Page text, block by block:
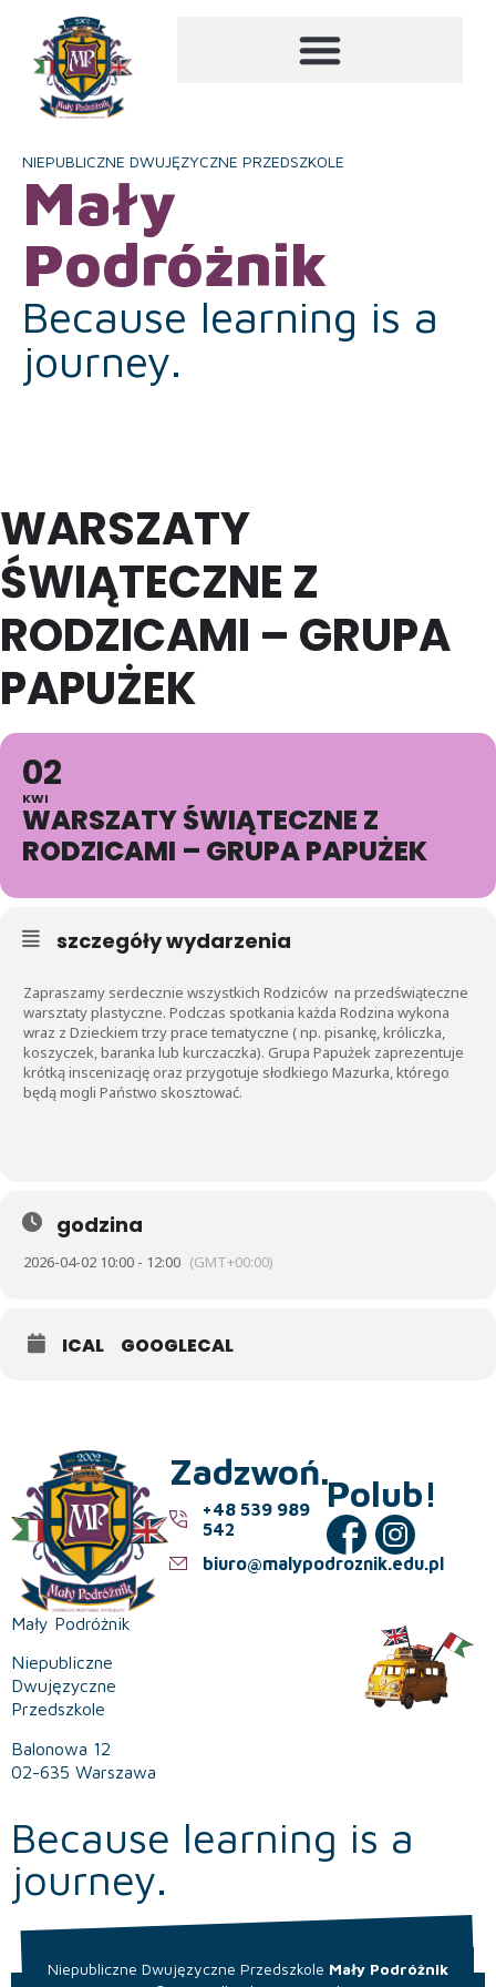
NIEPUBLICZNE DWUJĘZYCZNE PRZEDSZKOLE
Mały
Podróżnik
Because learning is a
journey.
WARSZATY
ŚWIĄTECZNE Z
RODZICAMI – GRUPA
PAPUŻEK
02
KWI
WARSZATY ŚWIĄTECZNE Z
RODZICAMI – GRUPA PAPUŻEK
szczegóły wydarzenia
Zapraszamy serdecznie wszystkich Rodziców na przedświąteczne
warsztaty plastyczne. Podczas spotkania każda Rodzina wykona
wraz z Dzieckiem trzy prace tematyczne ( np. pisankę, króliczka,
koszyczek, baranka lub kurczaczka). Grupa Papużek zaprezentuje
krótką inscenizację oraz przygotuje słodkiego Mazurka, którego
będą mogli Państwo skosztować.
godzina
2026-04-02 10:00 - 12:00 (GMT+00:00)
ICAL GOOGLECAL
Mały Podróżnik
Niepubliczne
Dwujęzyczne
Przedszkole
Balonowa 12
02-635 Warszawa
Zadzwoń.
+48 539 989
542
biuro@malypodroznik.edu.pl
Polub!
Because learning is a
journey.
Niepubliczne Dwujęzyczne Przedszkole Mały Podróżnik